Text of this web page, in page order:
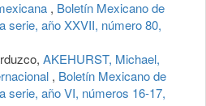
, Boletín Mexicano de
serie, año XXVII, número 80,
AKEHURST, Michael,
, Boletín Mexicano de
serie, año VI, números 16-17,